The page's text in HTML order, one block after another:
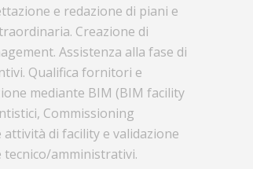
e redazione di piani e
Creazione di
Assistenza alla fase di
Qualifica fornitori e
mediante BIM (BIM facility
Commissioning
di facility e validazione
tecnico/amministrativi.